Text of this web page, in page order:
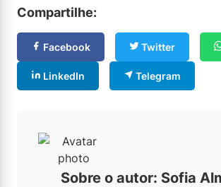
Compartilhe:
Facebook Twitter
LinkedIn Telegram
Sobre o autor: Sofia